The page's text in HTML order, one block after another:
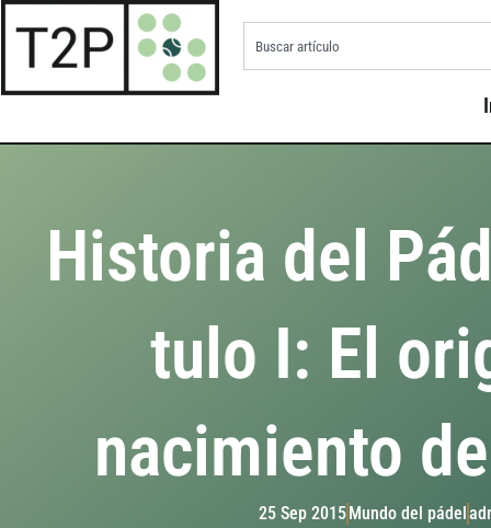
Historia del
tulo I: El
nacimiento
25 Sep 2015Mundo del pádel